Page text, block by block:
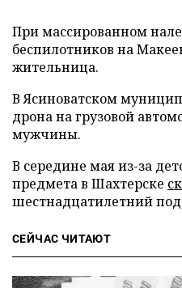
При массированном
беспилотников на
жительница.
В Ясиноватском
дрона на грузовой
мужчины.
В середине мая из-за
предмета в Шахтерске
шестнадцатилетний
СЕЙЧАС ЧИТАЮТ